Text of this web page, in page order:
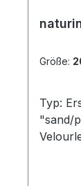
Größe:
Typ:
"sand/